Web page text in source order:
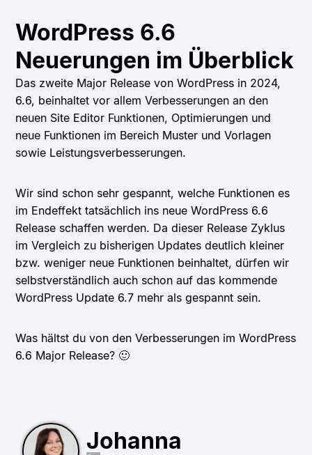
WordPress 6.6
Neuerungen im Überblick
Das zweite Major Release von WordPress in 2024,
6.6, beinhaltet vor allem Verbesserungen an den
neuen Site Editor Funktionen, Optimierungen und
neue Funktionen im Bereich Muster und Vorlagen
sowie Leistungsverbesserungen.
Wir sind schon sehr gespannt, welche Funktionen es
im Endeffekt tatsächlich ins neue WordPress 6.6
Release schaffen werden. Da dieser Release Zyklus
im Vergleich zu bisherigen Updates deutlich kleiner
bzw. weniger neue Funktionen beinhaltet, dürfen wir
selbstverständlich auch schon auf das kommende
WordPress Update 6.7 mehr als gespannt sein.
Was hältst du von den Verbesserungen im WordPress
6.6 Major Release? 🙂
Johanna